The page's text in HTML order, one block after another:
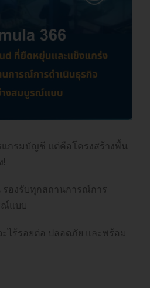
แกรมบัญชี แต่คือโครงสร้างพื้น
รองรับทุกสถานการณ์การ
ณ์แบบ
ไร้รอยต่อ ปลอดภัย และพร้อม